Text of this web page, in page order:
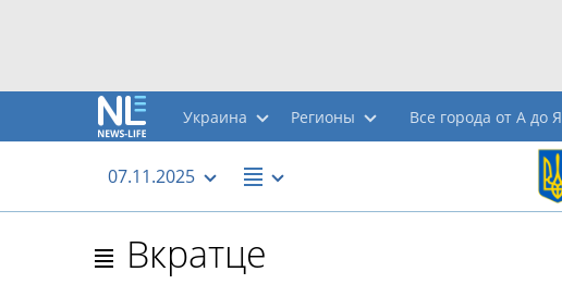
Украина Регионы Все города от А до Я
07.11.2025
Вкратце